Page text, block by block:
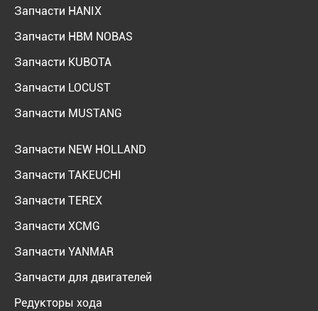
Запчасти HANIX
Запчасти HBM NOBAS
Запчасти KUBOTA
Запчасти LOCUST
Запчасти MUSTANG
Запчасти NEW HOLLAND
Запчасти TAKEUCHI
Запчасти TEREX
Запчасти XCMG
Запчасти YANMAR
Запчасти для двигателей
Редукторы хода